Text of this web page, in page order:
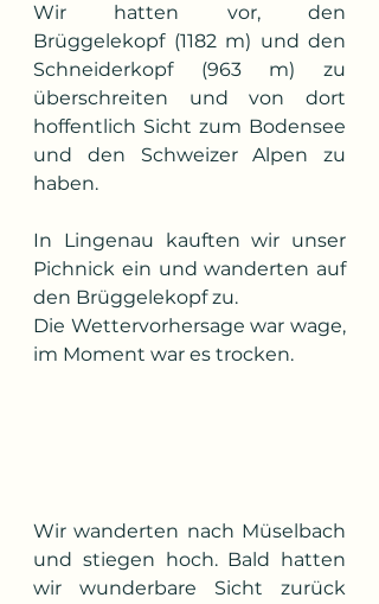
Wir hatten vor, den
Brüggelekopf (1182 m) und den
Schneiderkopf (963 m) zu
überschreiten und von dort
hoffentlich Sicht zum Bodensee
und den Schweizer Alpen zu
haben.
In Lingenau kauften wir unser
Pichnick ein und wanderten auf
den Brüggelekopf zu.
Die Wettervorhersage war wage,
im Moment war es trocken.
Wir wanderten nach Müselbach
und stiegen hoch. Bald hatten
wir wunderbare Sicht zurück